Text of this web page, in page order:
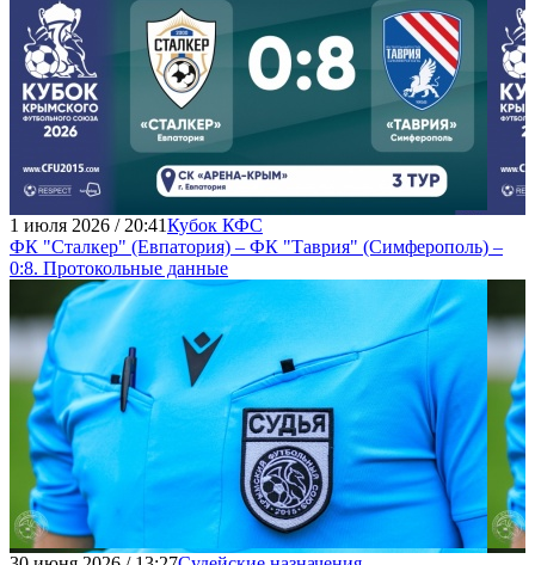
1 июля 2026 / 20:41Кубок КФС
ФК "Сталкер" (Евпатория) – ФК "Таврия" (Симферополь) –
0:8. Протокольные данные